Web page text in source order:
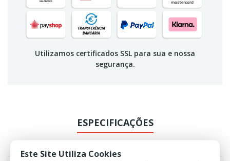
Utilizamos certificados SSL para sua e nossa
segurança.
ESPECIFICAÇÕES
Este Site Utiliza Cookies